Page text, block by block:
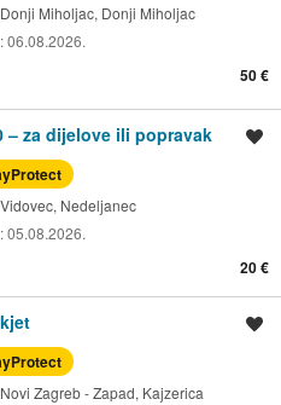
Donji Miholjac, Donji Miholjac
06.08.2026.
50 €
– za dijelove ili popravak
Vidovec, Nedeljanec
05.08.2026.
20 €
Novi Zagreb - Zapad, Kajzerica